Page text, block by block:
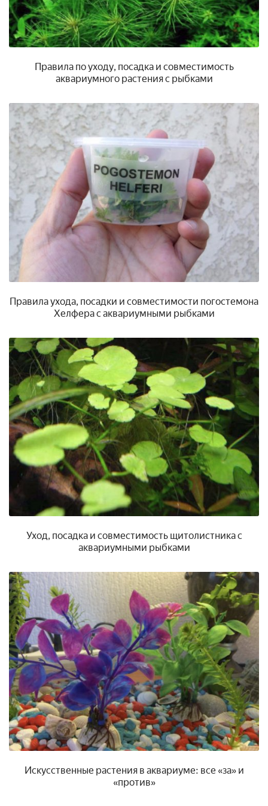
Правила по уходу, посадка и совместимость
аквариумного растения с рыбками
Правила ухода, посадки и совместимости погостемона
Хелфера с аквариумными рыбками
Уход, посадка и совместимость щитолистника с
аквариумными рыбками
Искусственные растения в аквариуме: все «за» и
«против»